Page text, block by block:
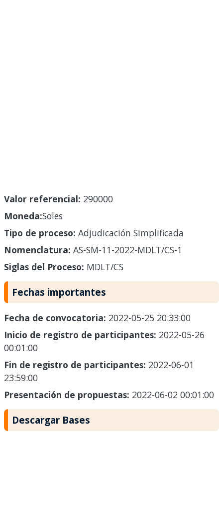
Valor referencial: 290000
Moneda:Soles
Tipo de proceso: Adjudicación Simplificada
Nomenclatura: AS-SM-11-2022-MDLT/CS-1
Siglas del Proceso: MDLT/CS
Fechas importantes
Fecha de convocatoria: 2022-05-25 20:33:00
Inicio de registro de participantes: 2022-05-26
00:01:00
Fin de registro de participantes: 2022-06-01
23:59:00
Presentación de propuestas: 2022-06-02 00:01:00
Descargar Bases